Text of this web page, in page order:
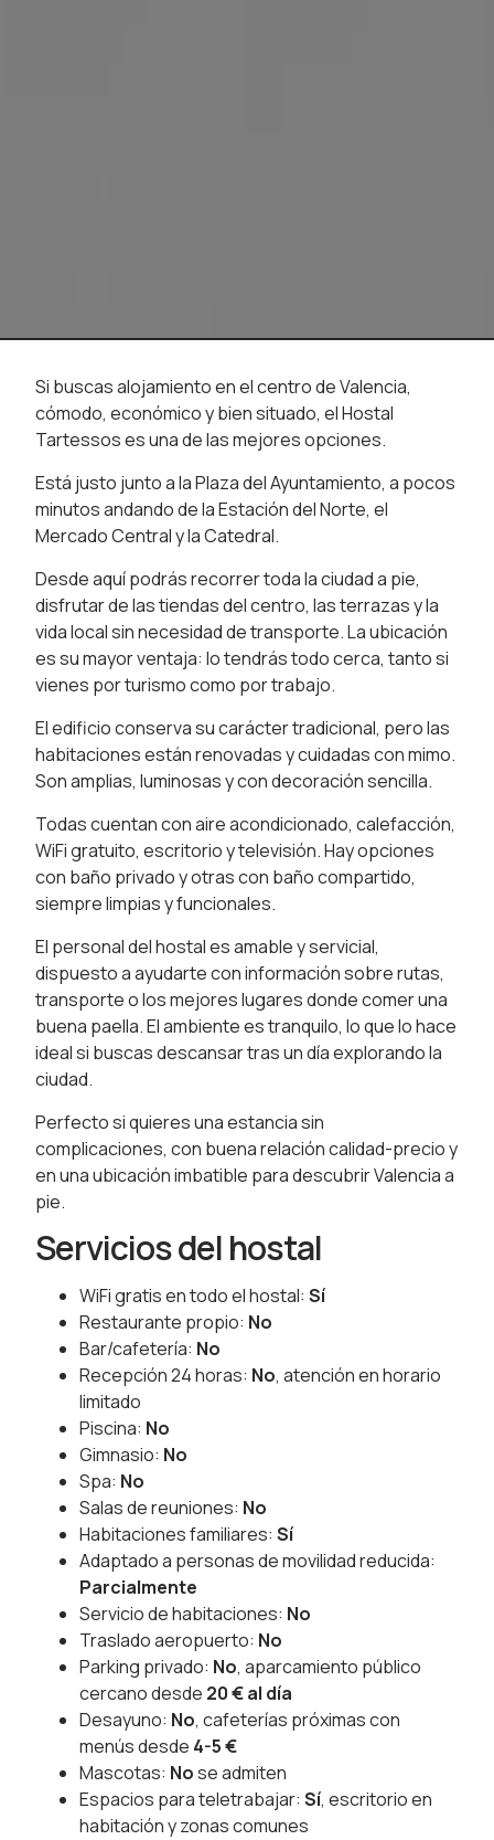
Si buscas alojamiento en el centro de Valencia,
cómodo, económico y bien situado, el Hostal
Tartessos es una de las mejores opciones.
Está justo junto a la Plaza del Ayuntamiento, a pocos
minutos andando de la Estación del Norte, el
Mercado Central y la Catedral.
Desde aquí podrás recorrer toda la ciudad a pie,
disfrutar de las tiendas del centro, las terrazas y la
vida local sin necesidad de transporte. La ubicación
es su mayor ventaja: lo tendrás todo cerca, tanto si
vienes por turismo como por trabajo.
El edificio conserva su carácter tradicional, pero las
habitaciones están renovadas y cuidadas con mimo.
Son amplias, luminosas y con decoración sencilla.
Todas cuentan con aire acondicionado, calefacción,
WiFi gratuito, escritorio y televisión. Hay opciones
con baño privado y otras con baño compartido,
siempre limpias y funcionales.
El personal del hostal es amable y servicial,
dispuesto a ayudarte con información sobre rutas,
transporte o los mejores lugares donde comer una
buena paella. El ambiente es tranquilo, lo que lo hace
ideal si buscas descansar tras un día explorando la
ciudad.
Perfecto si quieres una estancia sin
complicaciones, con buena relación calidad-precio y
en una ubicación imbatible para descubrir Valencia a
pie.
Servicios del hostal
WiFi gratis en todo el hostal:Sí
Restaurante propio: No
Bar/cafetería: No
Recepción 24 horas: No, atención en horario
limitado
Piscina: No
Gimnasio: No
Spa: No
Salas de reuniones: No
Habitaciones familiares:Sí
Adaptado a personas de movilidad reducida:
Parcialmente
Servicio de habitaciones: No
Traslado aeropuerto: No
Parking privado: No, aparcamiento público
cercano desde 20 € al día
Desayuno: No, cafeterías próximas con
menús desde 4-5 €
Mascotas: Nose admiten
Espacios para teletrabajar:Sí, escritorio en
habitación y zonas comunes